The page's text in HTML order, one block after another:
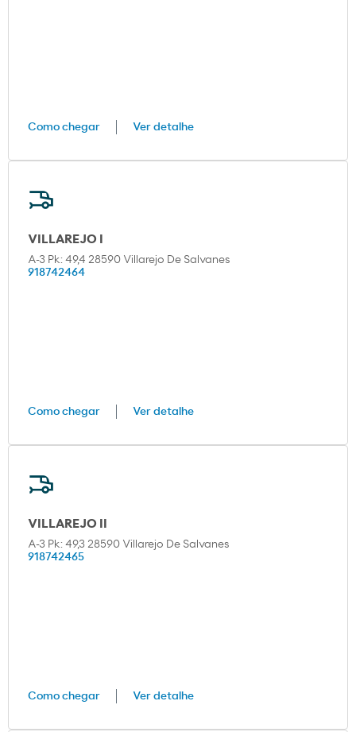
Como chegar Ver detalhe
VILLAREJO I
A-3 Pk: 49,4 28590 Villarejo De Salvanes
918742464
Como chegar Ver detalhe
VILLAREJO II
A-3 Pk: 49,3 28590 Villarejo De Salvanes
918742465
Como chegar Ver detalhe